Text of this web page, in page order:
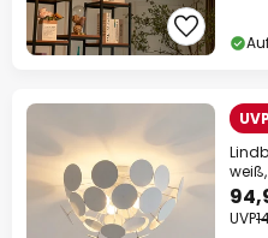
weiß,
UVP